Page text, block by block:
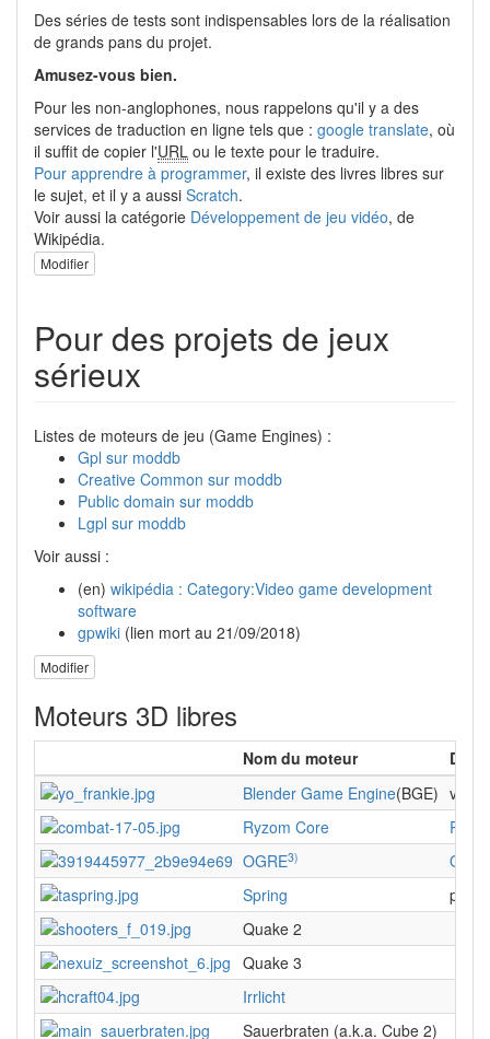
Des séries de tests sont indispensables lors de la réalisation
de grands pans du projet.
Amusez-vous bien.
Pour les non-anglophones, nous rappelons qu'il y a des
services de traduction en ligne tels que : google translate, où
il suffit de copier l'URL ou le texte pour le traduire.
Pour apprendre à programmer, il existe des livres libres sur
le sujet, et il y a aussi Scratch.
Voir aussi la catégorie Développement de jeu vidéo, de
Wikipédia.
Modifier
Pour des projets de jeux
sérieux
Listes de moteurs de jeu (Game Engines) :
Gpl sur moddb
Creative Common sur moddb
Public domain sur moddb
Lgpl sur moddb
Voir aussi :
(en) wikipédia : Category:Video game development
software
gpwiki (lien mort au 21/09/2018)
Modifier
Moteurs 3D libres
Nom du moteur
Blender Game Engine(BGE) voir
Ryzom Core
OGRE3)
Spring
Quake 2
Quake 3
Irrlicht
Sauerbraten (a.k.a. Cube 2)